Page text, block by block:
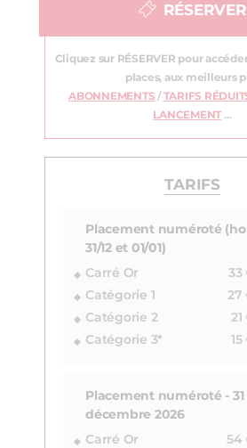
RÉSERVER
Cliquez sur RÉSERVER pour
places, aux meilleurs
ABONNEMENTS / TARIFS
LANCEMENT…
TARIFS
Placement numéroté
31/12 et 01/01)
Carré Or
33
Catégorie 1
27
Catégorie 2
21
Catégorie 3*
15
Placement numéroté - 31
décembre 2026
Carré Or
54